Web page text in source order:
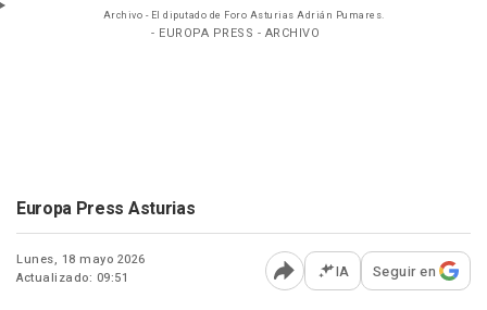
Archivo - El diputado de Foro Asturias Adrián Pumares.
- EUROPA PRESS - ARCHIVO
Europa Press Asturias
Lunes, 18 mayo 2026
Actualizado: 09:51
Abrir opciones para
IA Seguir en